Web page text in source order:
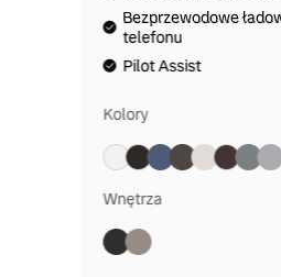
Bezprzewodowe
telefonu
Pilot Assist
Kolory
Wnętrza